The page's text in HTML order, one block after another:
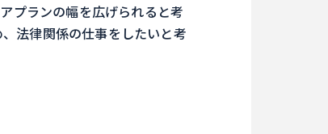
プランの幅を広げられると考
法律関係の仕事をしたいと考